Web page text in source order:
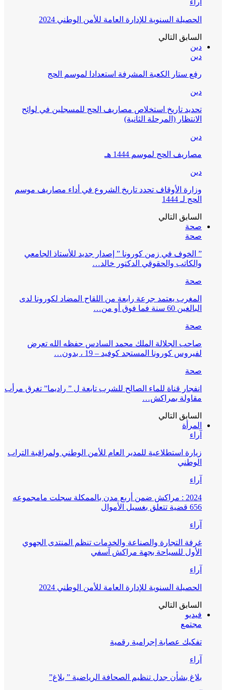
آراء
الحصيلة السنوية للإدارة العامة للأمن الوطني 2024
السابق التالي
دين
دين
رفع ستار الكعبة المشرفة استعدادا لموسم الحج
دين
تحديد تاريخ استخلاص مصاريف الحج للمسجلين في لوائح
الانتظار (المرحلة الثانية)
دين
مصاريف الحج لموسم 1444 هـ
دين
وزارة الأوقاف تحدد تاريخ الشروع في أداء مصاريف موسم
الحج لـ 1444
السابق التالي
صحة
صحة
” الخوف في زمن كورونا ” إصدار جديد للأستاذ الجامعي
والكاتب والحقوقي الدكتور خالد…
صحة
المغرب يعتمد جرعة رابعة من اللقاح المضاد لكورونا لدى
البالغين 60 سنة فما فوق أو من…
صحة
صاحب الجلالة الملك محمد السادس حفظه الله تعرض
لفيروس كورونا المستجد كوفيد – 19 ، بدون…
صحة
انفجار قناة للماء الصالح للشرب تابعة ل ” راديما” تغرق مرأب
مقاولة بمراكش…
السابق التالي
المرأة
آراء
زيارة استطلاعية للمدير العام للأمن الوطني ولمراقبة التراب
الوطني
آراء
2024 : مراكش ضمن أربع مدن بالممكلة سجلت مامجموعه
656 قضية تتعلق بغسيل الأموال
آراء
غرفة التجارة والصناعة والخدمات تنظم المنتدى الجهوي
الأول للسياحة بجهة مراكش آسفي
آراء
الحصيلة السنوية للإدارة العامة للأمن الوطني 2024
السابق التالي
فيديو
مجتمع
تفكيك عصابة إجرامية رقمية
آراء
بلاغ بشأن جدل تنظيم الصحافة الرياضية ” بلاغ”